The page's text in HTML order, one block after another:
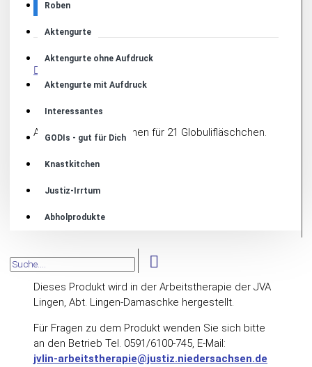
Roben
Aktengurte
Aktengurte ohne Aufdruck
Aktengurte mit Aufdruck
Interessantes
GODIs - gut für Dich
Knastkitchen
Justiz-Irrtum
Abholprodukte
Aufbewahrungskästchen für 21 Globulifläschchen.
Dieses Produkt wird in der Arbeitstherapie der JVA
Lingen, Abt. Lingen-Damaschke hergestellt.
Für Fragen zu dem Produkt wenden Sie sich bitte
an den Betrieb Tel. 0591/6100-745, E-Mail:
jvlin-arbeitstherapie@justiz.niedersachsen.de